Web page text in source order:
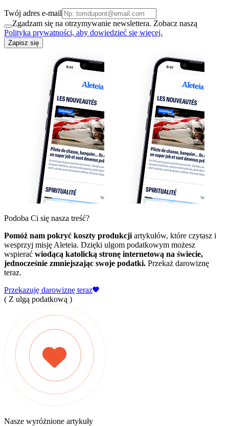
Twój adres e-mail
Zgadzam się na otrzymywanie newslettera. Zobacz naszą
Polityka prywatności, aby dowiedzieć się więcej.
Zapisz się
Podoba Ci się nasza treść?
Pomóż nam pokryć koszty produkcji artykułów, które czytasz i
wesprzyj misję Aleteia. Dzięki ulgom podatkowym możesz
wspierać wiodącą katolicką stronę internetową na świecie,
jednocześnie zmniejszając swoje podatki. Przekaż darowiznę
teraz.
Przekazuję darowiznę teraz
( Z ulgą podatkową )
Nasze wyróżnione artykuły